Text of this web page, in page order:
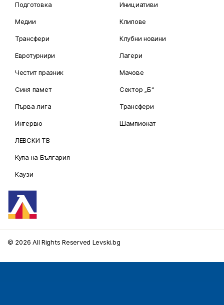
Подготовка
Медии
Трансфери
Евротурнири
Честит празник
Синя памет
Първа лига
Интервю
ЛЕВСКИ ТВ
Купа на България
Каузи
Инициативи
Клипове
Клубни новини
Лагери
Мачове
Сектор „Б“
Трансфери
Шампионат
© 2026 All Rights Reserved Levski.bg